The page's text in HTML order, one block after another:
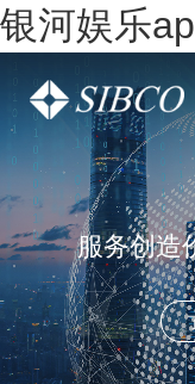
银河娱乐
服务创造